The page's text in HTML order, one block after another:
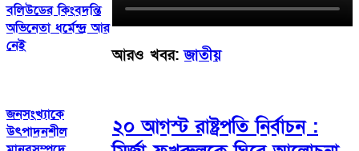
বলিউডের কিংবদন্তি
অভিনেতা ধর্মেন্দ্র আর
নেই
জনসংখ্যাকে
উৎপাদনশীল
আরও খবর:জাতীয়
২০ আগস্ট রাষ্ট্রপতি নির্বাচন :